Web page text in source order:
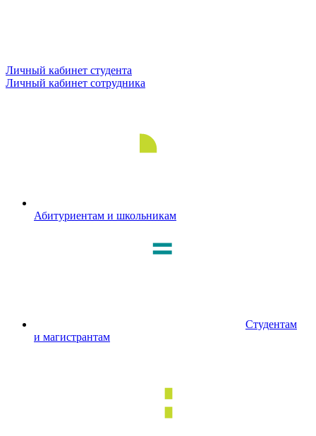
Личный кабинет студента
Личный кабинет сотрудника
Абитуриентам и школьникам
Студентам
и магистрантам